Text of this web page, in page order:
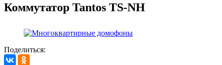
Коммутатор Tantos TS-NH
Поделиться: